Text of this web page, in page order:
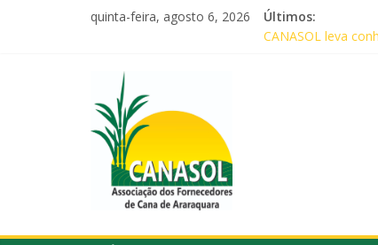
quinta-feira, agosto 6, 2026 Últimos:
Agricultores
CANASOL leva
Baile Junino (2026)
Canasol
Associação
dos
Fornecedores